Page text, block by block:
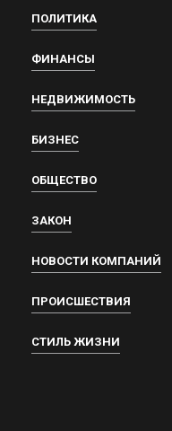
ПОЛИТИКА
ФИНАНСЫ
НЕДВИЖИМОСТЬ
БИЗНЕС
ОБЩЕСТВО
ЗАКОН
НОВОСТИ КОМПАНИЙ
ПРОИСШЕСТВИЯ
СТИЛЬ ЖИЗНИ